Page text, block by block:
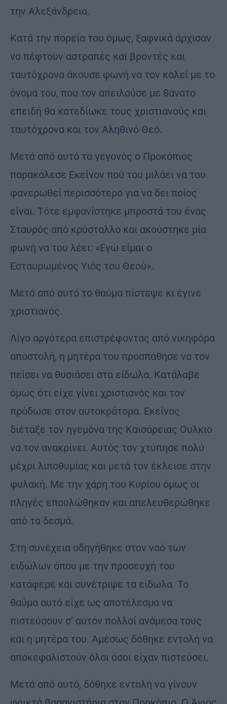
την Αλεξάνδρεια.
Κατά την πορεία του όμως, ξαφνικά άρχισαν
να πέφτουν αστραπές και βροντές και
ταυτόχρονα άκουσε φωνή να τον καλεί με το
όνομά του, που τον απειλούσε με θάνατο
επειδή θα κατεδίωκε τους χριστιανούς και
ταυτόχρονα και τον Αληθινό Θεό.
Μετά από αυτό το γεγονός ο Προκόπιος
παρακάλεσε Εκείνον πού του μιλάει να του
φανερωθεί περισσότερο για να δει ποίος
είναι. Τότε εμφανίστηκε μπροστά του ένας
Σταυρός από κρύσταλλο και ακούστηκε μία
φωνή να του λέει: «Εγώ είμαι ο
Εσταυρωμένος Υιός του Θεού».
Μετά από αυτό το θαύμα πίστεψε κι έγινε
χριστιανός.
Λίγο αργότερα επιστρέφοντας από νικηφόρα
αποστολή, η μητέρα του προσπάθησε να τον
πείσει να θυσιάσει στα είδωλα. Κατάλαβε
όμως ότι είχε γίνει χριστιανός και τον
πρόδωσε στον αυτοκράτορα. Εκείνος
διέταξε τον ηγεμόνα της Καισάρειας Ουλκιο
να τον ανακρίνει. Αυτός τον χτύπησε πολύ
μέχρι λιποθυμίας και μετά τον έκλεισε στην
φυλακή. Με την χάρη του Κυρίου όμως οι
πληγές επουλώθηκαν και απελευθερώθηκε
από τα δεσμά.
Στη συνέχεια οδηγήθηκε στον ναό των
ειδώλων όπου με την προσευχή του
κατάφερε και συνέτριψε τα είδωλα. Το
θαύμα αυτό είχε ως αποτέλεσμα να
πιστεύσουν σ’ αυτόν πολλοί ανάμεσα τους
και η μητέρα του. Αμέσως δόθηκε εντολή να
αποκεφαλιστούν όλοι όσοι είχαν πιστεύσει.
Μετά από αυτό, δόθηκε εντολή να γίνουν